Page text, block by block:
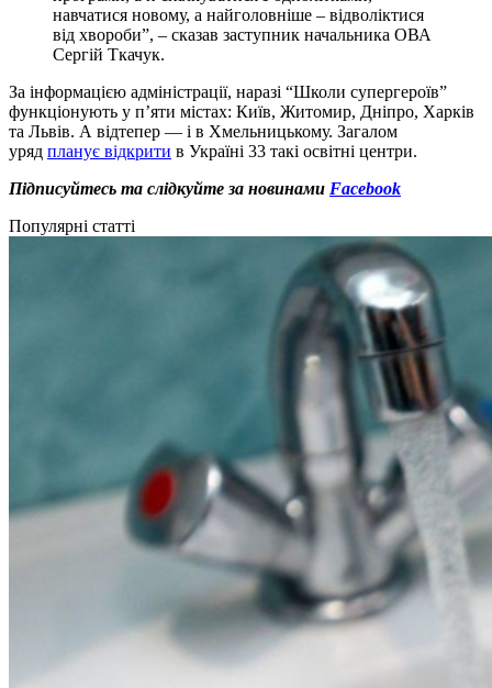
навчатися новому, а найголовніше – відволіктися
від хвороби”, – сказав заступник начальника ОВА
Сергій Ткачук.
За інформацією адміністрації, наразі “Школи супергероїв”
функціонують у п’яти містах: Київ, Житомир, Дніпро, Харків
та Львів. А відтепер — і в Хмельницькому. Загалом
уряд планує відкрити в Україні 33 такі освітні центри.
Підписуйтесь та слідкуйте за новинами Facebook
Популярні статті